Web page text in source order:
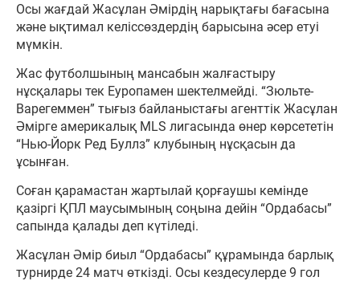
Осы жағдай Жасұлан Әмірдің нарықтағы бағасына
және ықтимал келіссөздердің барысына әсер етуі
мүмкін.
Жас футболшының мансабын жалғастыру
нұсқалары тек Еуропамен шектелмейді. “Зюльте-
Варегеммен” тығыз байланыстағы агенттік Жасұлан
Әмірге америкалық MLS лигасында өнер көрсететін
“Нью-Йорк Ред Буллз” клубының нұсқасын да
ұсынған.
Соған қарамастан жартылай қорғаушы кемінде
қазіргі ҚПЛ маусымының соңына дейін “Ордабасы”
сапында қалады деп күтіледі.
Жасұлан Әмір биыл “Ордабасы” құрамында барлық
турнирде 24 матч өткізді. Осы кездесулерде 9 гол